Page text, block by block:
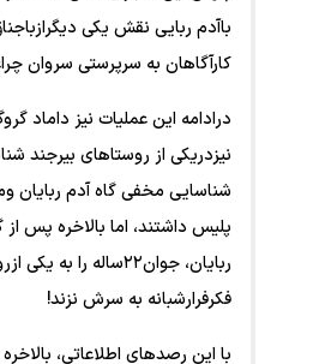
باآدم ربایی نقش یکی
کارآگاهان به سرپرستی سروان
درادامه این عملیات نیز داماد
نیزدریکی از روستا‌های
شناسایی مخفی گاه آدم ربایان
ربایان،
فکرفرارشبانه به سرش نزند!
با این رصد‌های اطلاعاتی،